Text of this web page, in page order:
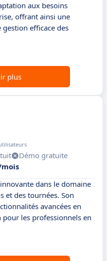
aux besoins
offrant ainsi une
efficace des
plus
Démo gratuite
mois
dans le domaine
et des tournées. Son
avancées en
les professionnels en